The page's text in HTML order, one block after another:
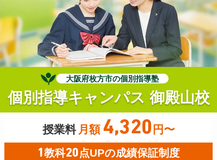
大阪府枚方市の個別指導塾
個別指導キャンパス 御殿山校
授業料 月額 4,320 円〜
1 教科20 点UPの成績保証制度